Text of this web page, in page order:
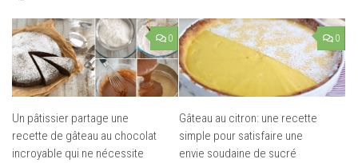
0
Un pâtissier partage une
recette de gâteau au chocolat
incroyable qui ne nécessite
0
Gâteau au citron: une recette
simple pour satisfaire une
envie soudaine de sucré